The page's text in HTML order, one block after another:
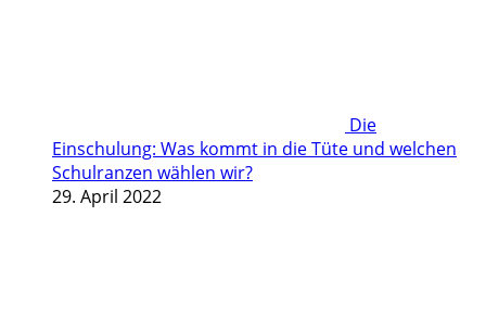
Die
Einschulung: Was kommt in die Tüte und welchen
Schulranzen wählen wir?
29. April 2022